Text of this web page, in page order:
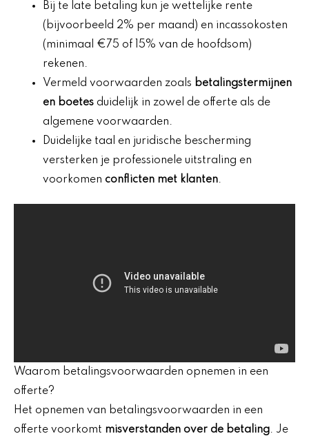
Bij te late betaling kun je wettelijke rente
(bijvoorbeeld 2% per maand) en incassokosten
(minimaal €75 of 15% van de hoofdsom)
rekenen.
Vermeld voorwaarden zoals betalingstermijnen
en boetes duidelijk in zowel de offerte als de
algemene voorwaarden.
Duidelijke taal en juridische bescherming
versterken je professionele uitstraling en
voorkomen conflicten met klanten.
Waarom betalingsvoorwaarden opnemen in een
offerte?
Het opnemen van betalingsvoorwaarden in een
offerte voorkomt misverstanden over de betaling. Je